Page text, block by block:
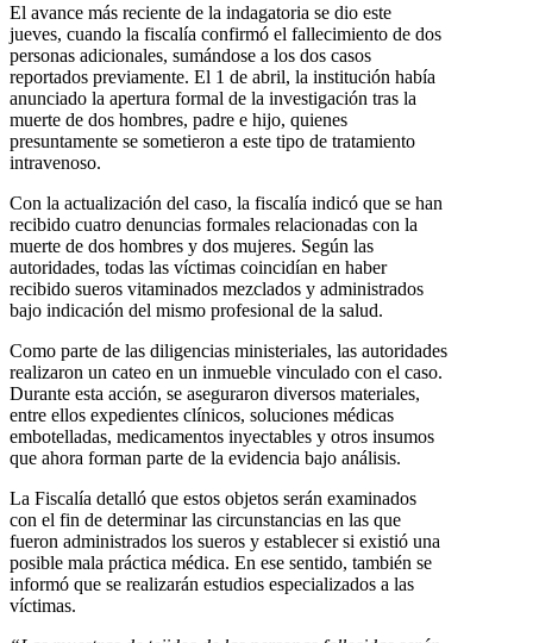
El avance más reciente de la indagatoria se dio este
jueves, cuando la fiscalía confirmó el fallecimiento de dos
personas adicionales, sumándose a los dos casos
reportados previamente. El 1 de abril, la institución había
anunciado la apertura formal de la investigación tras la
muerte de dos hombres, padre e hijo, quienes
presuntamente se sometieron a este tipo de tratamiento
intravenoso.
Con la actualización del caso, la fiscalía indicó que se han
recibido cuatro denuncias formales relacionadas con la
muerte de dos hombres y dos mujeres. Según las
autoridades, todas las víctimas coincidían en haber
recibido sueros vitaminados mezclados y administrados
bajo indicación del mismo profesional de la salud.
Como parte de las diligencias ministeriales, las autoridades
realizaron un cateo en un inmueble vinculado con el caso.
Durante esta acción, se aseguraron diversos materiales,
entre ellos expedientes clínicos, soluciones médicas
embotelladas, medicamentos inyectables y otros insumos
que ahora forman parte de la evidencia bajo análisis.
La Fiscalía detalló que estos objetos serán examinados
con el fin de determinar las circunstancias en las que
fueron administrados los sueros y establecer si existió una
posible mala práctica médica. En ese sentido, también se
informó que se realizarán estudios especializados a las
víctimas.